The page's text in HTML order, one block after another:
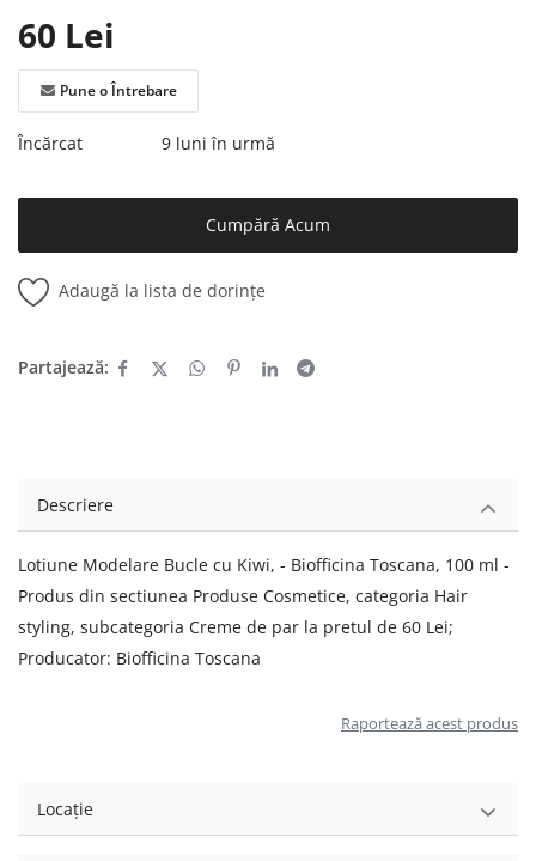
60 Lei
Pune o Întrebare
Încărcat 9 luni în urmă
Cumpără Acum
Adaugă la lista de dorințe
Partajează:
Descriere
Lotiune Modelare Bucle cu Kiwi, - Biofficina Toscana, 100 ml -
Produs din sectiunea Produse Cosmetice, categoria Hair
styling, subcategoria Creme de par la pretul de 60 Lei;
Producator: Biofficina Toscana
Raportează acest produs
Locație